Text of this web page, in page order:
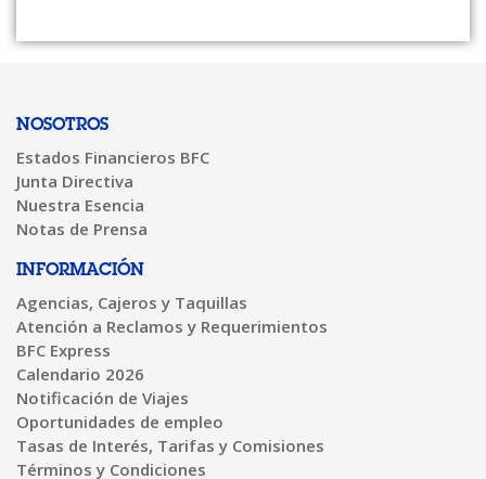
NOSOTROS
Estados Financieros BFC
Junta Directiva
Nuestra Esencia
Notas de Prensa
INFORMACIÓN
Agencias, Cajeros y Taquillas
Atención a Reclamos y Requerimientos
BFC Express
Calendario 2026
Notificación de Viajes
Oportunidades de empleo
Tasas de Interés, Tarifas y Comisiones
Términos y Condiciones